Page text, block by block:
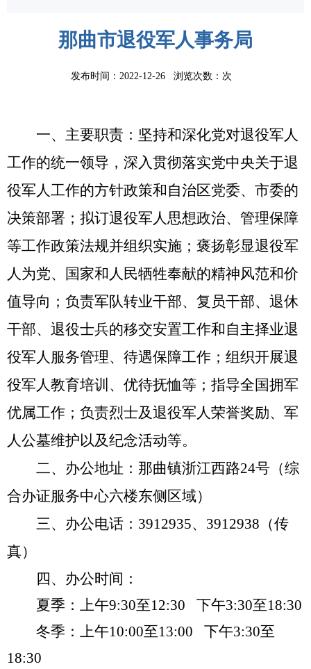
那曲市退役军人事务局
发布时间：2022-12-26 浏览次数： 次
一、主要职责： 坚持和深化党对退役军人
工作的统一领导，深入贯彻落实党中央关于退
役军人工作的方针政策和自治区党委、市委的
决策部署； 拟订退役军人思想政治、管理保障
等工作政策法规并组织实施；褒扬彰显退役军
人为党、国家和人民牺牲奉献的精神风范和价
值导向；负责军队转业干部、复员干部、退休
干部、退役士兵的移交安置工作和自主择业退
役军人服务管理、待遇保障工作；组织开展退
役军人教育培训、优待抚恤等；指导全国拥军
优属工作；负责烈士及退役军人荣誉奖励、军
人公墓维护以及纪念活动等。
二、办公地址： 那曲镇浙江西路24号（综
合办证服务中心六楼东侧区域）
三、办公电话： 3912935、 3912938 （传
真）
四、办公时间：
夏季：上午9:30至12:30 下午3:30至18:30
冬季：上午10:00至13:00 下午3:30至
18:30